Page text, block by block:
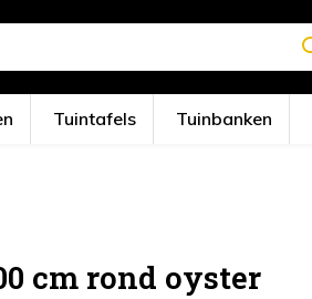
Tuintafels Tuinbanken
cm rond oyster